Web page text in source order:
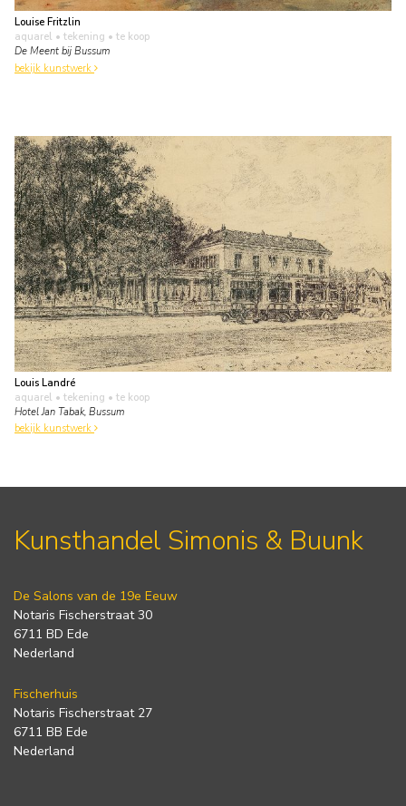
Louise Fritzlin
aquarel • tekening • te koop
De Meent bij Bussum
bekijk kunstwerk
Louis Landré
aquarel • tekening • te koop
Hotel Jan Tabak, Bussum
bekijk kunstwerk
Kunsthandel Simonis & Buunk
De Salons van de 19e Eeuw
Notaris Fischerstraat 30
6711 BD Ede
Nederland
Fischerhuis
Notaris Fischerstraat 27
6711 BB Ede
Nederland